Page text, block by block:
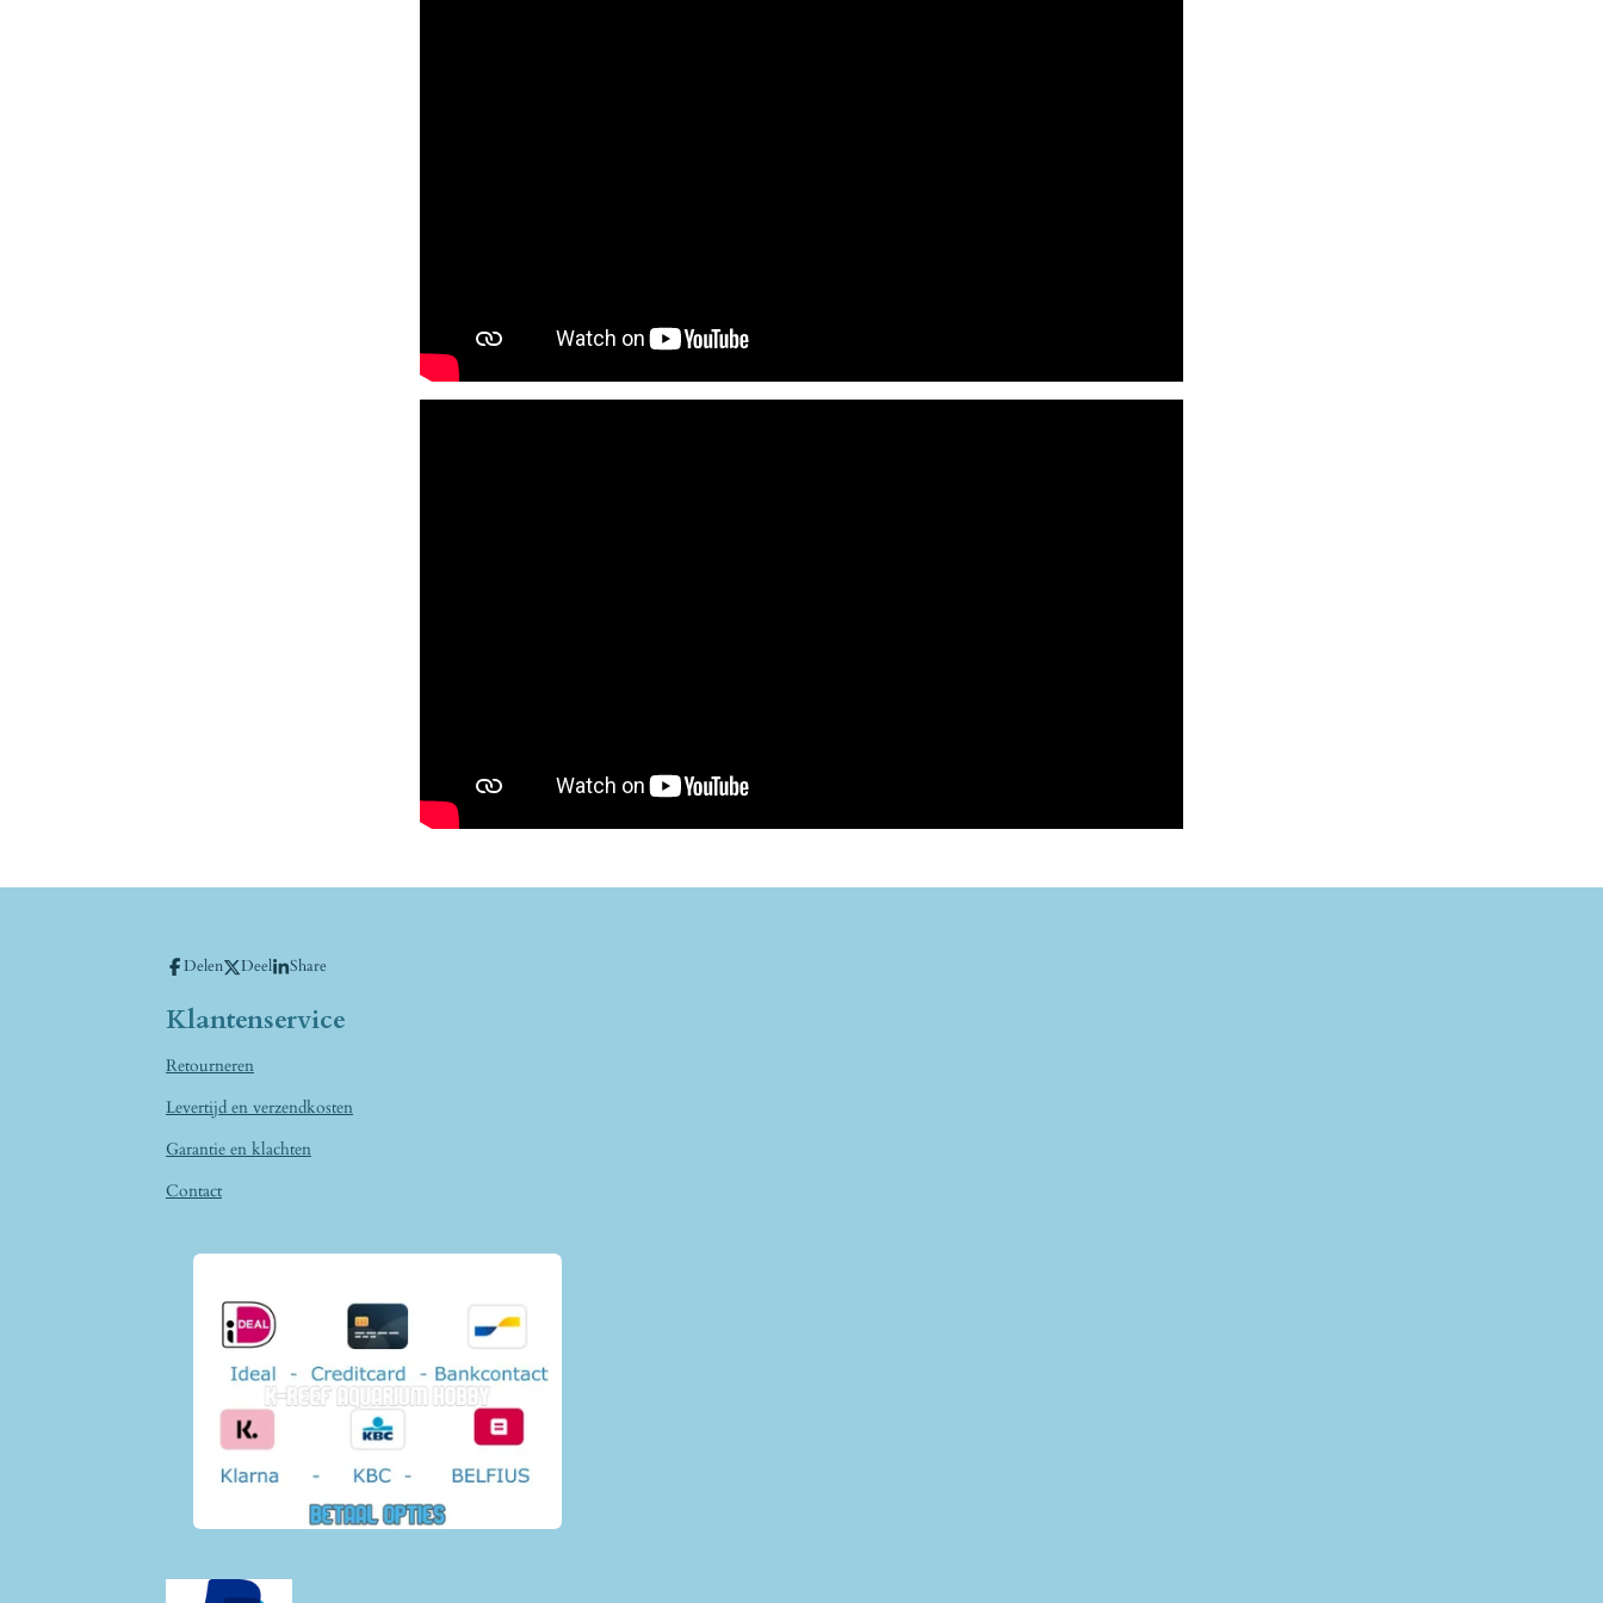
Delen Deel Share
Klantenservice
Retourneren
Levertijd en verzendkosten
Garantie en klachten
Contact